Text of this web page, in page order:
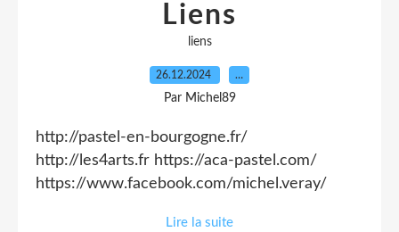
Liens
liens
26.12.2024 …
Par Michel89
http://pastel-en-bourgogne.fr/
http://les4arts.fr https://aca-pastel.com/
https://www.facebook.com/michel.veray/
Lire la suite